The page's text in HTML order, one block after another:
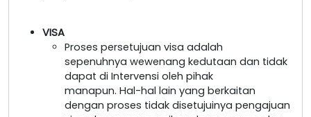
VISA
Proses persetujuan visa adalah
sepenuhnya wewenang kedutaan dan tidak
dapat di Intervensi oleh pihak
manapun. Hal-hal lain yang berkaitan
dengan proses tidak disetujuinya pengajuan